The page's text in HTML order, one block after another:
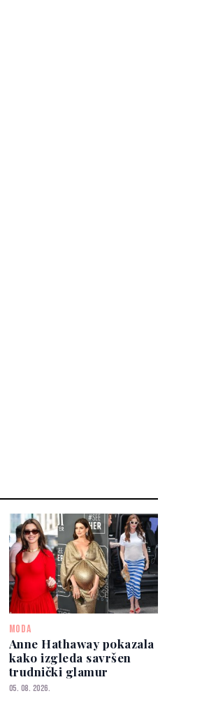
MODA
Anne Hathaway pokazala
kako izgleda savršen
trudnički glamur
05. 08. 2026.